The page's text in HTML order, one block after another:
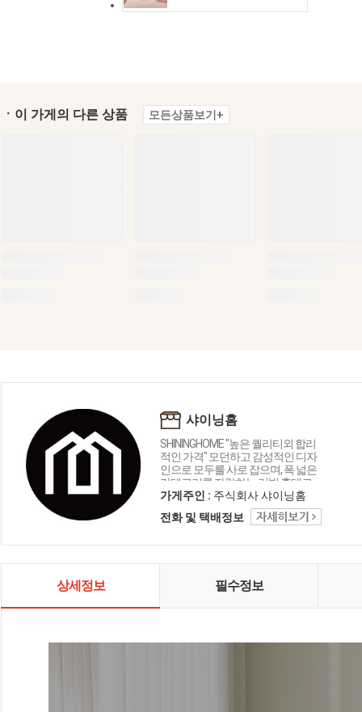
ㆍ이 가게의 다른 상품 모든상품보기+
샤이닝홈
SHININGHOME "높은 퀄리티외 합리
적인 가격" 모던하고 감성적인 디자
인으로 모두를 사로 잡으며, 폭 넓은
카테고리를 자랑하는 리빙 홈데코
인테리어 샤이닝홈입니다.
가게주인 : 주식회사 샤이닝홈
전화 및 택배정보
상세정보 필수정보